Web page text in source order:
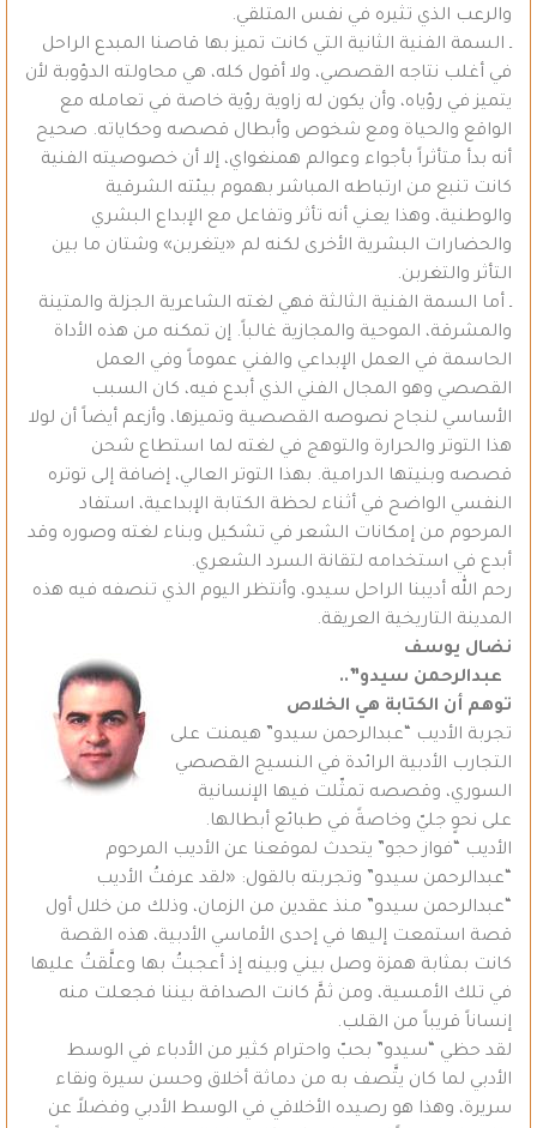
والرعب الذي تثيره في نفس المتلقي.
ـ السمة الفنية الثانية التي كانت تميز بها قاصنا المبدع الراحل
في أغلب نتاجه القصصي، ولا أقول كله، هي محاولته الدؤوبة لأن
يتميز في رؤياه، وأن يكون له زاوية رؤية خاصة في تعامله مع
الواقع والحياة ومع شخوص وأبطال قصصه وحكاياته. صحيح
أنه بدأ متأثراً بأجواء وعوالم همنغواي، إلا أن خصوصيته الفنية
كانت تنبع من ارتباطه المباشر بهموم بيئته الشرقية
والوطنية، وهذا يعني أنه تأثر وتفاعل مع الإبداع البشري
والحضارات البشرية الأخرى لكنه لم «يتغربن» وشتان ما بين
التأثر والتغربن.
ـ أما السمة الفنية الثالثة فهي لغته الشاعرية الجزلة والمتينة
والمشرقة، الموحية والمجازية غالباً. إن تمكنه من هذه الأداة
الحاسمة في العمل الإبداعي والفني عموماً وفي العمل
القصصي وهو المجال الفني الذي أبدع فيه، كان السبب
الأساسي لنجاح نصوصه القصصية وتميزها، وأزعم أيضاً أن لولا
هذا التوتر والحرارة والتوهج في لغته لما استطاع شحن
قصصه وبنيتها الدرامية. بهذا التوتر العالي، إضافة إلى توتره
النفسي الواضح في أثناء لحظة الكتابة الإبداعية، استفاد
المرحوم من إمكانات الشعر في تشكيل وبناء لغته وصوره وقد
أبدع في استخدامه لتقانة السرد الشعري.
رحم الله أديبنا الراحل سيدو، وأنتظر اليوم الذي تنصفه فيه هذه
المدينة التاريخية العريقة.‏
نضال يوسف
عبدالرحمن سيدو”..
توهم أن الكتابة هي الخلاص
تجربة الأديب “عبدالرحمن سيدو” هيمنت على
التجارب الأدبية الرائدة في النسيج القصصي
السوري، وقصصه تمثّلت فيها الإنسانية
على نحوٍ جليّ وخاصةً في طبائع أبطالها.
الأديب “فواز حجو” يتحدث لموقعنا عن الأديب المرحوم
“عبدالرحمن سيدو” وتجربته بالقول: «لقد عرفتُ الأديب
“عبدالرحمن سيدو” منذ عقدين من الزمان، وذلك من خلال أول
قصة استمعت إليها في إحدى الأماسي الأدبية، هذه القصة
كانت بمثابة همزة وصل بيني وبينه إذ أعجبتُ بها وعلَّقتُ عليها
في تلك الأمسية، ومن ثمَّ كانت الصداقة بيننا فجعلت منه
إنساناً قريباً من القلب.
لقد حظي “سيدو” بحبّ واحترام كثير من الأدباء في الوسط
الأدبي لما كان يتَّصف به من دماثة أخلاق وحسن سيرة ونقاء
سريرة، وهذا هو رصيده الأخلاقي في الوسط الأدبي وفضلاً عن